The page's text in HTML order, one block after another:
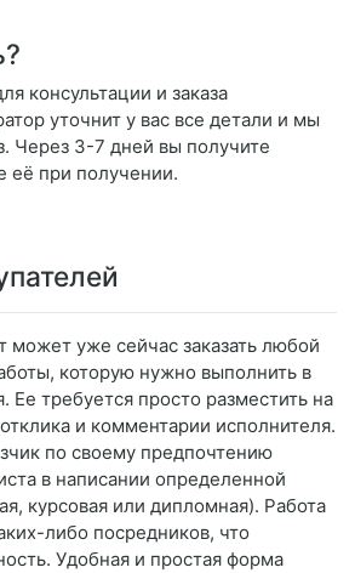
консультации и заказа
уточнит у вас все детали и мы
Через 3-7 дней вы получите
её при получении.
может уже сейчас заказать любой
которую нужно выполнить в
Ее требуется просто разместить на
и комментарии исполнителя.
по своему предпочтению
в написании определенной
курсовая или дипломная). Работа
либо посредников, что
Удобная и простая форма